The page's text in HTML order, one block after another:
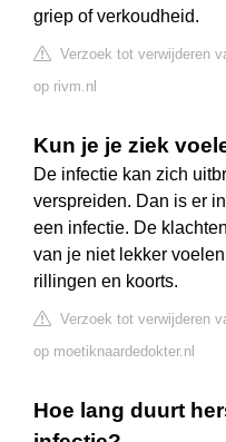
griep of verkoudheid.
Verzoek tot verwijderen
op rivm.nl
Kun je je ziek
De infectie kan zich
verspreiden. Dan is er
een infectie. De
van je niet lekker
rillingen en koorts.
Verzoek tot verwijderen
op moetiknaardedokter.nl
Hoe lang duurt